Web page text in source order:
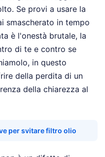
Se provi a usare la
smascherato in tempo
è l'onestà brutale, la
di te e contro se
in questo
della perdita di un
della chiarezza al
per svitare filtro olio